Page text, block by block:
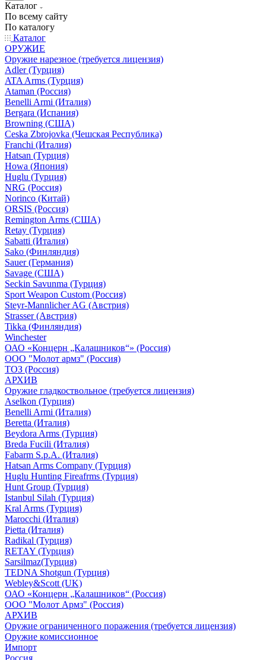
Каталог
По всему сайту
По каталогу
Каталог
ОРУЖИЕ
Оружие нарезное (требуется лицензия)
Adler (Турция)
ATA Arms (Турция)
Ataman (Россия)
Benelli Armi (Италия)
Bergara (Испания)
Browning (США)
Ceska Zbrojovka (Чешская Республика)
Franchi (Италия)
Hatsan (Турция)
Howa (Япония)
Huglu (Турция)
NRG (Россия)
Norinco (Китай)
ORSIS (Россия)
Remington Arms (США)
Retay (Турция)
Sabatti (Италия)
Sako (Финляндия)
Sauer (Германия)
Savage (США)
Seckin Savunma (Турция)
Sport Weapon Custom (Россия)
Steyr-Mannlicher AG (Австрия)
Strasser (Австрия)
Tikka (Финляндия)
Winchester
ОАО «Концерн „Калашников“» (Россия)
ООО "Молот армз" (Россия)
ТОЗ (Россия)
АРХИВ
Оружие гладкоствольное (требуется лицензия)
Aselkon (Турция)
Benelli Armi (Италия)
Beretta (Италия)
Beydora Arms (Турция)
Breda Fucili (Италия)
Fabarm S.p.A. (Италия)
Hatsan Arms Company (Турция)
Huglu Hunting Fireafrms (Турция)
Hunt Group (Турция)
Istanbul Silah (Турция)
Kral Arms (Турция)
Marocchi (Италия)
Pietta (Италия)
Radikal (Турция)
RETAY (Турция)
Sarsilmaz(Турция)
TEDNA Shotgun (Турция)
Webley&Scott (UK)
ОАО «Концерн „Калашников“ (Россия)
ООО "Молот Армз" (Россия)
АРХИВ
Оружие ограниченного поражения (требуется лицензия)
Оружие комиссионное
Импорт
Россия